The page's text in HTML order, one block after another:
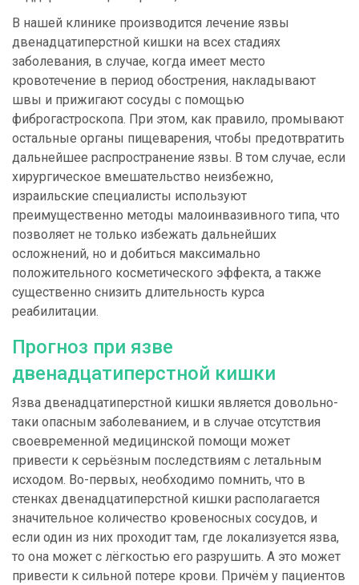
В нашей клинике производится лечение язвы
двенадцатиперстной кишки на всех стадиях
заболевания, в случае, когда имеет место
кровотечение в период обострения, накладывают
швы и прижигают сосуды с помощью
фиброгастроскопа. При этом, как правило, промывают
остальные органы пищеварения, чтобы предотвратить
дальнейшее распространение язвы. В том случае, если
хирургическое вмешательство неизбежно,
израильские специалисты используют
преимущественно методы малоинвазивного типа, что
позволяет не только избежать дальнейших
осложнений, но и добиться максимально
положительного косметического эффекта, а также
существенно снизить длительность курса
реабилитации.
Прогноз при язве
двенадцатиперстной кишки
Язва двенадцатиперстной кишки является довольно-
таки опасным заболеванием, и в случае отсутствия
своевременной медицинской помощи может
привести к серьёзным последствиям с летальным
исходом. Во-первых, необходимо помнить, что в
стенках двенадцатиперстной кишки располагается
значительное количество кровеносных сосудов, и
если один из них проходит там, где локализуется язва,
то она может с лёгкостью его разрушить. А это может
привести к сильной потере крови. Причём у пациентов